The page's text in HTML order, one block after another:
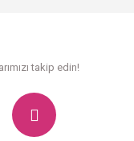
takip edin!